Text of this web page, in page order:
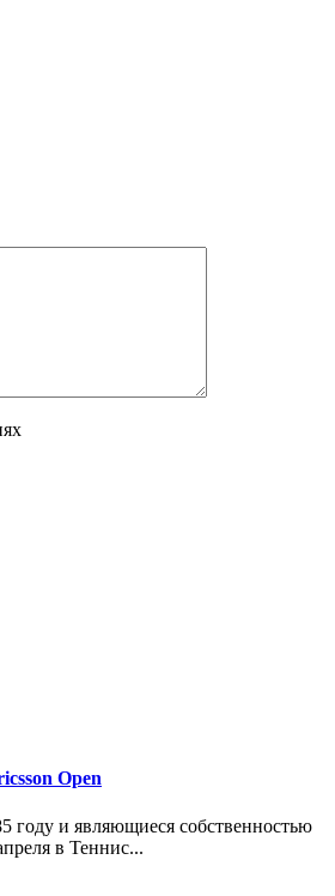
Open
году и являющиеся собственностью
в Теннис...